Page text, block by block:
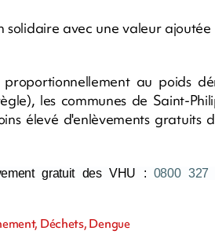
avec une valeur
au poids
les communes de Saint-
élevé d'enlèvements gratuits
gratuit des VHU : 0800 327
Déchets, Dengue